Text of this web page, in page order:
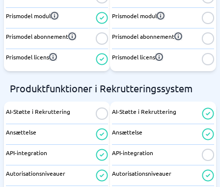
Prismodel modul
Prismodel abonnement
Prismodel licens
Prismodel modul
Prismodel abonnement
Prismodel licens
Produktfunktioner i Rekrutteringssystem
AI-Støtte i Rekruttering
Ansættelse
API-integration
Autorisationsniveauer
AI-Støtte i Rekruttering
Ansættelse
API-integration
Autorisationsniveauer